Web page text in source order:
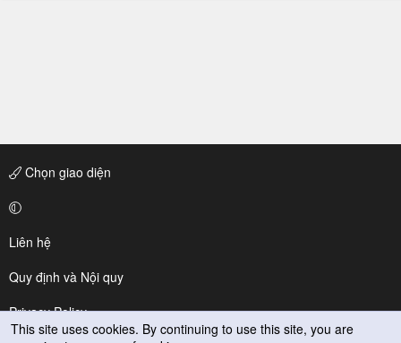
Chọn giao diện
Liên hệ
Quy định và Nội quy
Privacy Policy
This site uses cookies. By continuing to use this site, you are